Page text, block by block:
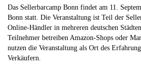
Das Sellerbarcamp Bonn findet am 11.
Bonn statt. Die Veranstaltung ist Teil der
Online-Händler in mehreren deutschen
Teilnehmer betreiben Amazon-Shops oder
nutzen die Veranstaltung als Ort des
Verkäufern.